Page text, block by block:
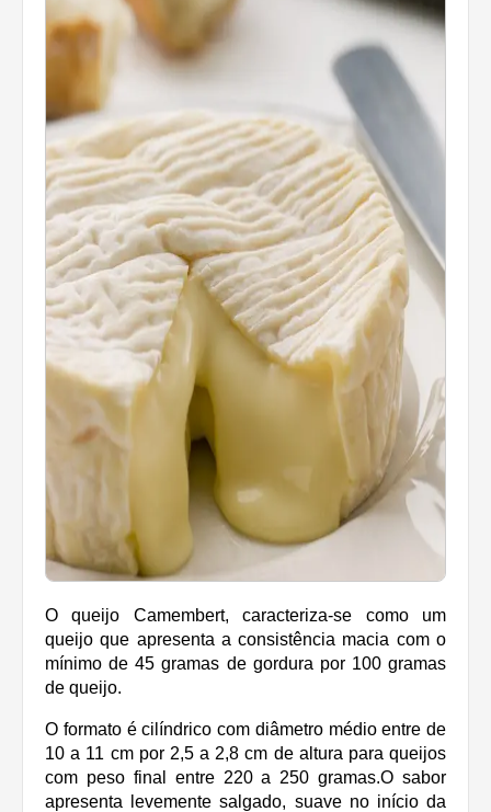
O queijo Camembert, caracteriza-se como um
queijo que apresenta a consistência macia com o
mínimo de 45 gramas de gordura por 100 gramas
de queijo.
O formato é cilíndrico com diâmetro médio entre de
10 a 11 cm por 2,5 a 2,8 cm de altura para queijos
com peso final entre 220 a 250 gramas.O sabor
apresenta levemente salgado, suave no início da